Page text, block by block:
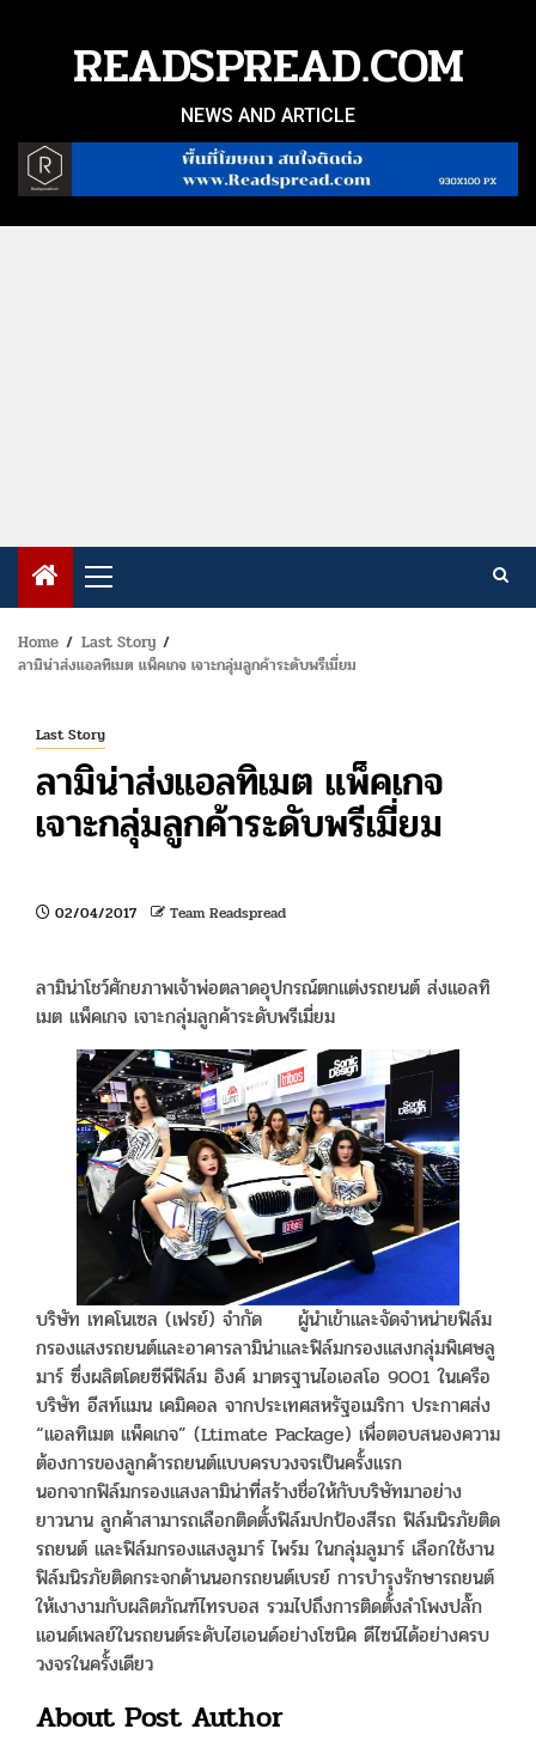
READSPREAD.COM
NEWS AND ARTICLE
Primary
Menu
Home
Last Story
ลามิน่าส่งแอลทิเมต แพ็คเกจ เจาะกลุ่มลูกค้าระดับพรีเมี่ยม
Last Story
ลามิน่าส่งแอลทิเมต แพ็คเกจ
เจาะกลุ่มลูกค้าระดับพรีเมี่ยม
02/04/2017 Team Readspread
ลามิน่าโชว์ศักยภาพเจ้าพ่อตลาดอุปกรณ์ตกแต่งรถยนต์ ส่งแอลทิ
เมต แพ็คเกจ เจาะกลุ่มลูกค้าระดับพรีเมี่ยม
บริษัท เทคโนเซล (เฟรย์) จำกัด ผู้นำเข้าและจัดจำหน่ายฟิล์ม
กรองแสงรถยนต์และอาคารลามิน่าและฟิล์มกรองแสงกลุ่มพิเศษลู
มาร์ ซึ่งผลิตโดยซีพีฟิล์ม อิงค์ มาตรฐานไอเอสโอ 9001 ในเครือ
บริษัท อีสท์แมน เคมิคอล จากประเทศสหรัฐอเมริกา ประกาศส่ง
“แอลทิเมต แพ็คเกจ” (Ltimate Package) เพื่อตอบสนองความ
ต้องการของลูกค้ารถยนต์แบบครบวงจรเป็นครั้งแรก
นอกจากฟิล์มกรองแสงลามิน่าที่สร้างชื่อให้กับบริษัทมาอย่าง
ยาวนาน ลูกค้าสามารถเลือกติดตั้งฟิล์มปกป้องสีรถ ฟิล์มนิรภัยติด
รถยนต์ และฟิล์มกรองแสงลูมาร์ ไพร์ม ในกลุ่มลูมาร์ เลือกใช้งาน
ฟิล์มนิรภัยติดกระจกด้านนอกรถยนต์เบรย์ การบำรุงรักษารถยนต์
ให้เงางามกับผลิตภัณฑ์ไทรบอส รวมไปถึงการติดตั้งลำโพงปลั๊ก
แอนด์เพลย์ในรถยนต์ระดับไฮเอนด์อย่างโซนิค ดีไซน์ได้อย่างครบ
วงจรในครั้งเดียว
About Post Author